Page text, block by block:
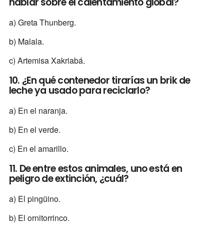
a) Greta Thunberg.
b) Malala.
c) Artemisa Xakriabá.
10. ¿En qué contenedor tirarías un brik de
leche ya usado para reciclarlo?
a) En el naranja.
b) En el verde.
c) En el amarillo.
11. De entre estos animales, uno está en
peligro de extinción, ¿cuál?
a) El pingüino.
b) El ornitorrinco.